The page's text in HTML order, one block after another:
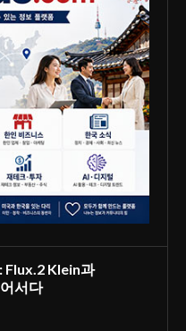
Flux.2 Klein과
서다